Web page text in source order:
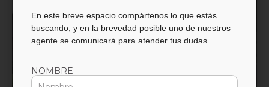
En este breve espacio compártenos lo que estás
buscando, y en la brevedad posible uno de nuestros
agente se comunicará para atender tus dudas.
NOMBRE